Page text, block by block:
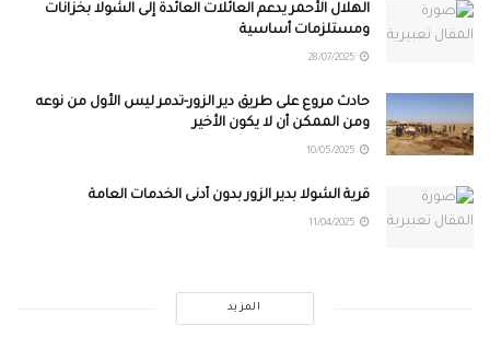
الهلال الأحمر يدعم العائلات العائدة إلى الشولا بخزانات
ومستلزمات أساسية
حادث مروع على طريق دير الزور-تدمر ليس الأول من نوعه
ومن الممكن أن لا يكون الأخير
قرية الشولا بدير الزور بدون أدنى الخدمات العامة
المزيد